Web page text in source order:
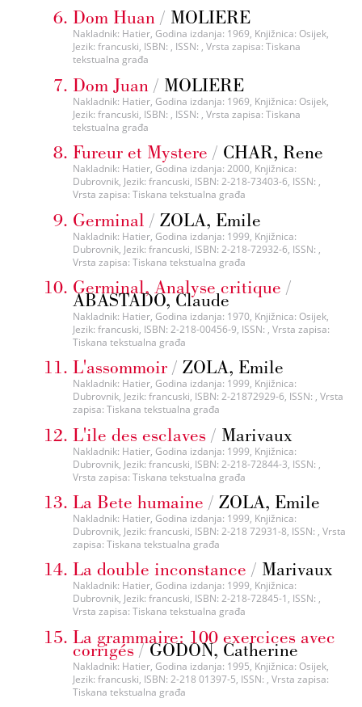
Dom Huan / MOLIERE
Nakladnik: Hatier, Godina izdanja: 1969, Knjižnica: Osijek,
Jezik: francuski, ISBN: , ISSN: , Vrsta zapisa: Tiskana
tekstualna građa
Dom Juan / MOLIERE
Nakladnik: Hatier, Godina izdanja: 1969, Knjižnica: Osijek,
Jezik: francuski, ISBN: , ISSN: , Vrsta zapisa: Tiskana
tekstualna građa
Fureur et Mystere / CHAR, Rene
Nakladnik: Hatier, Godina izdanja: 2000, Knjižnica:
Dubrovnik, Jezik: francuski, ISBN: 2-218-73403-6, ISSN: ,
Vrsta zapisa: Tiskana tekstualna građa
Germinal / ZOLA, Emile
Nakladnik: Hatier, Godina izdanja: 1999, Knjižnica:
Dubrovnik, Jezik: francuski, ISBN: 2-218-72932-6, ISSN: ,
Vrsta zapisa: Tiskana tekstualna građa
Germinal, Analyse critique /
ABASTADO, Claude
Nakladnik: Hatier, Godina izdanja: 1970, Knjižnica: Osijek,
Jezik: francuski, ISBN: 2-218-00456-9, ISSN: , Vrsta zapisa:
Tiskana tekstualna građa
L'assommoir / ZOLA, Emile
Nakladnik: Hatier, Godina izdanja: 1999, Knjižnica:
Dubrovnik, Jezik: francuski, ISBN: 2-21872929-6, ISSN: , Vrsta
zapisa: Tiskana tekstualna građa
L'ile des esclaves / Marivaux
Nakladnik: Hatier, Godina izdanja: 1999, Knjižnica:
Dubrovnik, Jezik: francuski, ISBN: 2-218-72844-3, ISSN: ,
Vrsta zapisa: Tiskana tekstualna građa
La Bete humaine / ZOLA, Emile
Nakladnik: Hatier, Godina izdanja: 1999, Knjižnica:
Dubrovnik, Jezik: francuski, ISBN: 2-218 72931-8, ISSN: , Vrsta
zapisa: Tiskana tekstualna građa
La double inconstance / Marivaux
Nakladnik: Hatier, Godina izdanja: 1999, Knjižnica:
Dubrovnik, Jezik: francuski, ISBN: 2-218-72845-1, ISSN: ,
Vrsta zapisa: Tiskana tekstualna građa
La grammaire: 100 exercices avec
corrigés/GODON, Catherine
Nakladnik: Hatier, Godina izdanja: 1995, Knjižnica: Osijek,
Jezik: francuski, ISBN: 2-218 01397-5, ISSN: , Vrsta zapisa:
Tiskana tekstualna građa